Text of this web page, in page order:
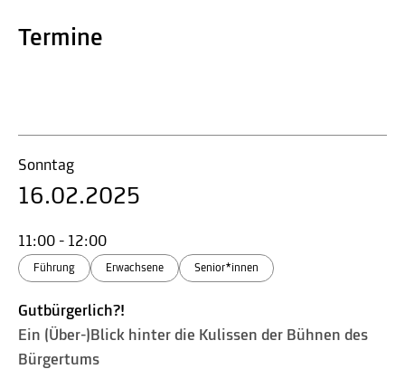
Termine
Sonntag
16.02.2025
11:00 - 12:00
Führung Erwachsene Senior*innen
Gutbürgerlich?!
Ein (Über-)Blick hinter die Kulissen der Bühnen des
Bürgertums